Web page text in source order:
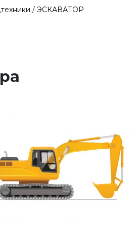
/ ЭСКАВАТОР